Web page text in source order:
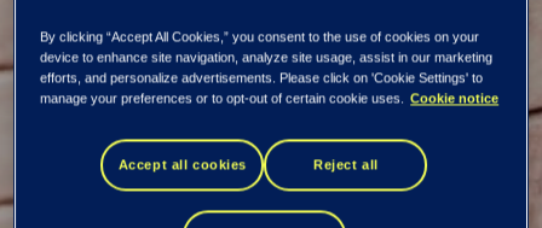
Tieto ja Quinyx
strategiseen
yhteistyöhön
By clicking “Accept All Cookies,” you consent to the use of cookies on your
device to enhance site navigation, analyze site usage, assist in our marketing
efforts, and personalize advertisements. Please click on 'Cookie Settings' to
manage your preferences or to opt-out of certain cookie uses. Cookie notice
Accept all cookies Reject all